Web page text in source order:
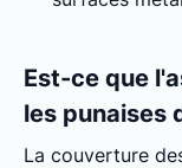
Est-ce que
les punaises
La couverture